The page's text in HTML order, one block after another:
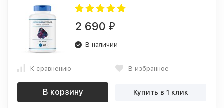
2 690 ₽
В наличии
К сравнению В избранное
В корзину Купить в 1 клик